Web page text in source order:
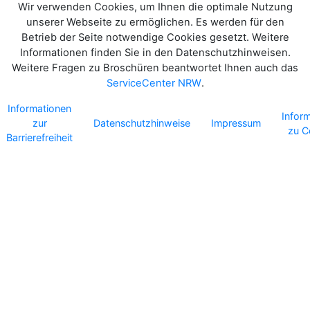
Wir verwenden Cookies, um Ihnen die optimale Nutzung
unserer Webseite zu ermöglichen. Es werden für den
Betrieb der Seite notwendige Cookies gesetzt. Weitere
Informationen finden Sie in den Datenschutzhinweisen.
Weitere Fragen zu Broschüren beantwortet Ihnen auch das
ServiceCenter NRW.
Informationen
zur
Barrierefreiheit
Datenschutzhinweise Impressum
zu